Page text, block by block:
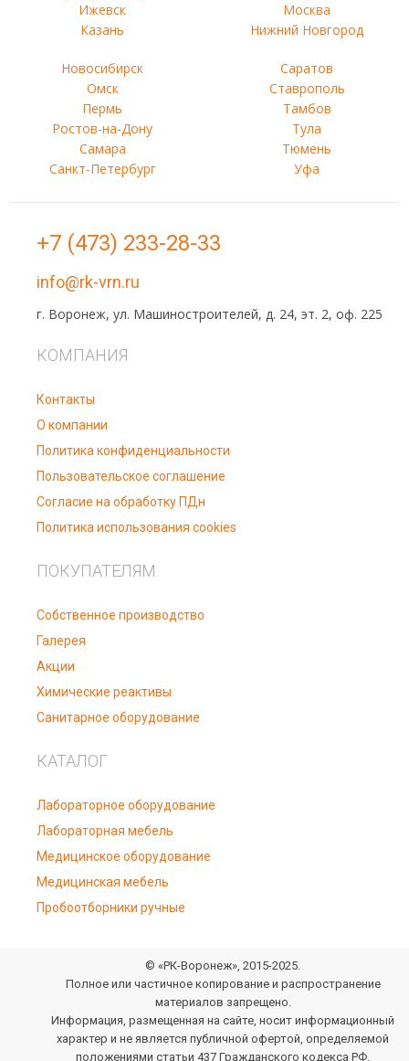
Ижевск
Казань
Москва
Нижний Новгород
Новосибирск
Омск
Пермь
Ростов-на-Дону
Самара
Санкт-Петербург
Саратов
Ставрополь
Тамбов
Тула
Тюмень
Уфа
+7 (473) 233-28-33
info@rk-vrn.ru
г. Воронеж, ул. Машиностроителей, д. 24, эт. 2, оф. 225
КОМПАНИЯ
Контакты
О компании
Политика конфиденциальности
Пользовательское соглашение
Согласие на обработку ПДн
Политика использования cookies
ПОКУПАТЕЛЯМ
Собственное производство
Галерея
Акции
Химические реактивы
Санитарное оборудование
КАТАЛОГ
Лабораторное оборудование
Лабораторная мебель
Медицинское оборудование
Медицинская мебель
Пробоотборники ручные
© «РК-Воронеж», 2015-2025.
Полное или частичное копирование и распространение
материалов запрещено.
Информация, размещенная на сайте, носит информационный
характер и не является публичной офертой, определяемой
положениями статьи 437 Гражданского кодекса РФ.